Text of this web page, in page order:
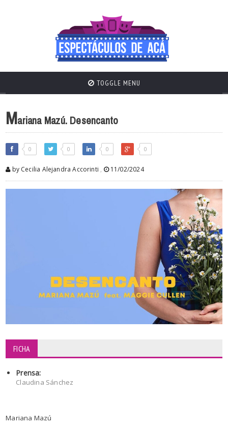
TOGGLE MENU
Mariana Mazú. Desencanto
0 0 0 0
by Cecilia Alejandra Accorinti , 11/02/2024
FICHA
Prensa:
Claudina Sánchez
Mariana Mazú